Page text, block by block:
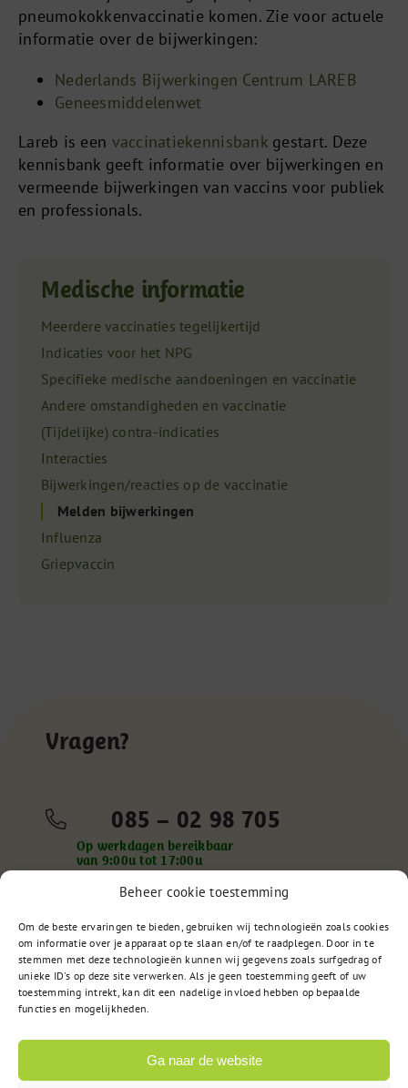
Beheer cookie toestemming
Om de beste ervaringen te bieden, gebruiken wij technologieën zoals cookies
om informatie over je apparaat op te slaan en/of te raadplegen. Door in te
stemmen met deze technologieën kunnen wij gegevens zoals surfgedrag of
unieke ID's op deze site verwerken. Als je geen toestemming geeft of uw
toestemming intrekt, kan dit een nadelige invloed hebben op bepaalde
functies en mogelijkheden.
Ga naar de website
pneumokokkenvaccinatie komen. Zie voor actuele
informatie over de bijwerkingen:
Nederlands Bijwerkingen Centrum LAREB
Geneesmiddelenwet
Lareb is een vaccinatiekennisbankgestart. Deze
kennisbank geeft informatie over bijwerkingen en
vermeende bijwerkingen van vaccins voor publiek
en professionals.
Medische informatie
Meerdere vaccinaties tegelijkertijd
Indicaties voor het NPG
Specifieke medische aandoeningen en vaccinatie
Andere omstandigheden en vaccinatie
(Tijdelijke) contra-indicaties
Interacties
Bijwerkingen/reacties op de vaccinatie
Melden bijwerkingen
Influenza
Griepvaccin
Vragen?
085 – 02 98 705
Op werkdagen bereikbaar
van 9:00u tot 17:00u
of Stuur een bericht